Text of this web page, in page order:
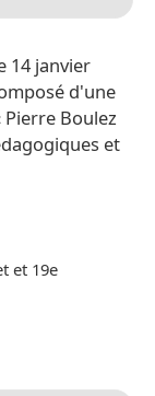
14 janvier
d'une
Pierre Boulez
et
et 19e